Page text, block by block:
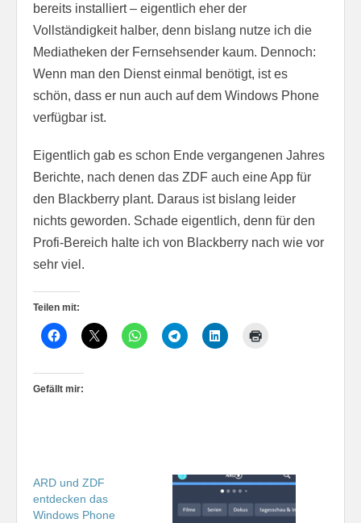
bereits installiert – eigentlich eher der
Vollständigkeit halber, denn bislang nutze ich die
Mediatheken der Fernsehsender kaum. Dennoch:
Wenn man den Dienst einmal benötigt, ist es
schön, dass er nun auch auf dem Windows Phone
verfügbar ist.
Eigentlich gab es schon Ende vergangenen Jahres
Berichte, nach denen das ZDF auch eine App für
den Blackberry plant. Daraus ist bislang leider
nichts geworden. Schade eigentlich, denn für den
Profi-Bereich halte ich von Blackberry nach wie vor
sehr viel.
Teilen mit:
Gefällt mir:
ARD und ZDF
entdecken das
Windows Phone